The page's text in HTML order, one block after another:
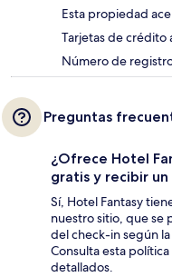
Esta propiedad
Tarjetas de crédito
Número de
Preguntas
¿Ofrece Hotel
gratis y recibir
Sí, Hotel Fantasy
nuestro sitio, que se
del check-in según
Consulta esta
detallados.